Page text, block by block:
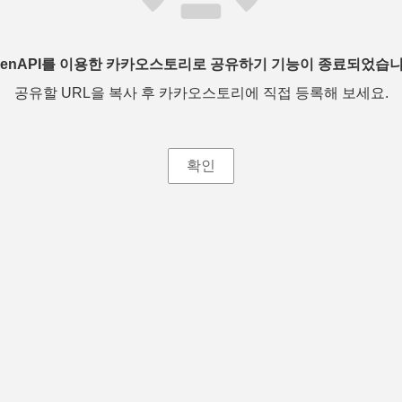
를 이용한 카카오스토리로 공유하기 기능이 종료되었습
공유할 URL을 복사 후 카카오스토리에 직접 등록해 보세요.
확인